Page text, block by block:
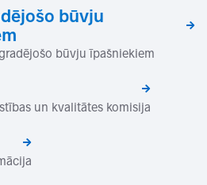
būvju
būvju īpašniekiem
un kvalitātes komisija